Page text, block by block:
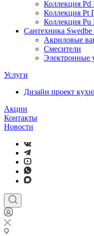
Коллекция Pd
Коллекция Pt
Коллекция
Сантехника Swedbe
Акриловые
Смесители
Электронные
Услуги
Дизайн проект
Акции
Контакты
Новости